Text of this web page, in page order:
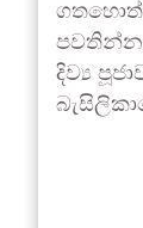
ගතහොත්
දිව්‍ය